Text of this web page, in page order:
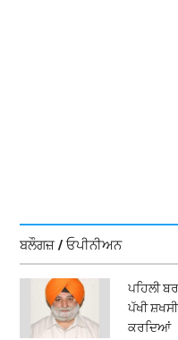
ਬਲੌਗਜ਼ / ਓਪੀਨੀਅਨ
ਪਹਿਲੀ
ਪੱਖੀ
ਕਰਦਿਆਂ